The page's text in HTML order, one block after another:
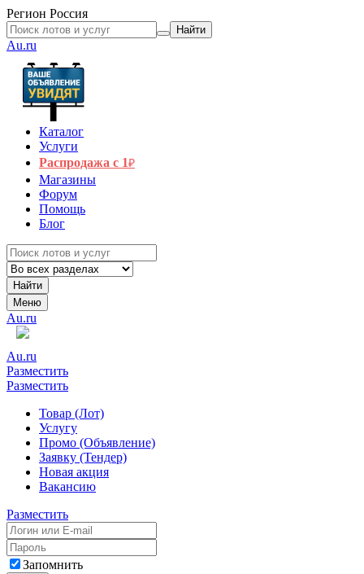
Регион Россия
Найти
Au.ru
Каталог
Услуги
Распродажа с 1₽
Магазины
Форум
Помощь
Блог
Найти
Меню
Au.ru
Au.ru
Разместить
Разместить
Товар (Лот)
Услугу
Промо (Объявление)
Заявку (Тендер)
Новая акция
Вакансию
Разместить
Запомнить